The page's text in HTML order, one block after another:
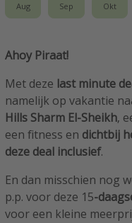
Aug Sep Okt
Ahoy Piraat!
Met deze last minute
namelijk op vakantie
Hills Sharm El-Sheikh,
een fitness en dichtbij
deze deal inclusief.
En dan misschien nog
p.p. voor deze 15-
voor een kleine